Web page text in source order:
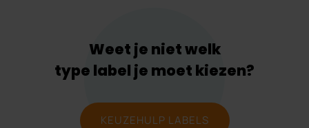
Weet je niet welk
type label je moet kiezen?
KEUZEHULP LABELS